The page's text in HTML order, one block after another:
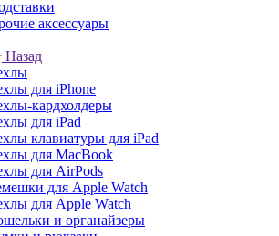
аксессуары
Назад
для iPhone
кардхолдеры
для iPad
клавиатуры для iPad
для MacBook
для AirPods
для Apple Watch
для Apple Watch
и органайзеры